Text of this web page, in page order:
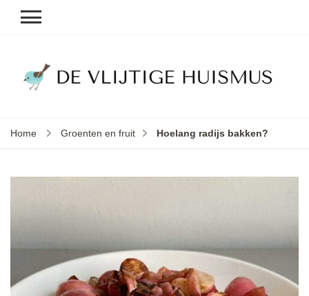
Home Groenten en fruit Hoelang radijs bakken?